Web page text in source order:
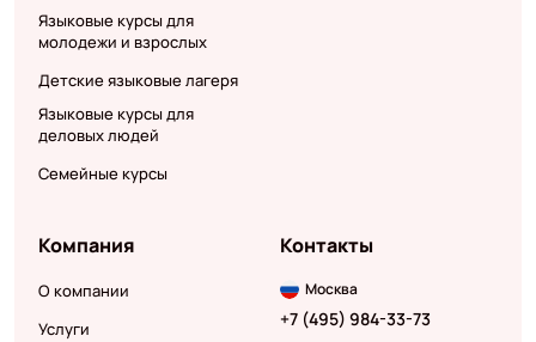
Языковые курсы для
молодежи и взрослых
Детские языковые лагеря
Языковые курсы для
деловых людей
Семейные курсы
Компания
О компании
Услуги
Контакты
Москва
+7 (495) 984-33-73